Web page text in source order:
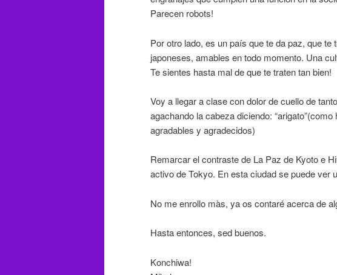
Parecen robots!
Por otro lado, es un país que te da paz, que
japoneses, amables en todo momento. Una
Te sientes hasta mal de que te traten tan bien!
Voy a llegar a clase con dolor de cuello de
agachando la cabeza diciendo:
agradables y agradecidos)
Remarcar el contraste de La Paz de Kyoto e
activo de Tokyo. En esta ciudad se puede ver
No me enrollo màs, ya os contaré acerca de
Hasta entonces, sed buenos.
Konchiwa!